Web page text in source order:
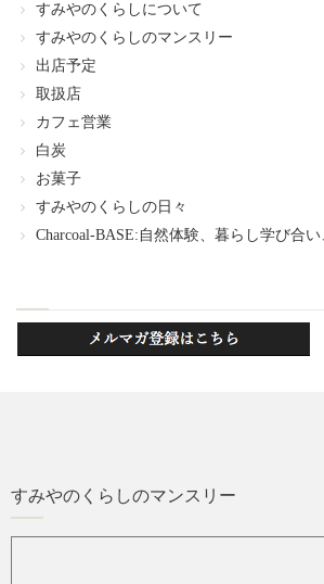
すみやのくらしについて
すみやのくらしのマンスリー
出店予定
取扱店
カフェ営業
白炭
お菓子
すみやのくらしの日々
Charcoal-BASE:自然体験、暮らし学び合
すみやのくらしのマンスリー